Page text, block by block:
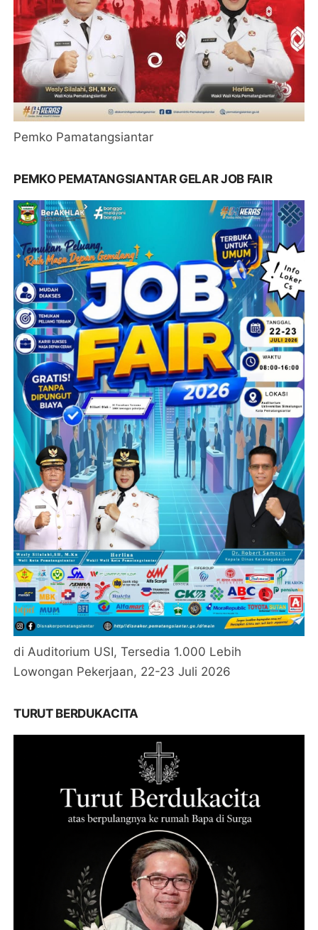
Pemko Pamatangsiantar
PEMKO PEMATANGSIANTAR GELAR JOB FAIR
di Auditorium USI, Tersedia 1.000 Lebih
Lowongan Pekerjaan, 22-23 Juli 2026
TURUT BERDUKACITA